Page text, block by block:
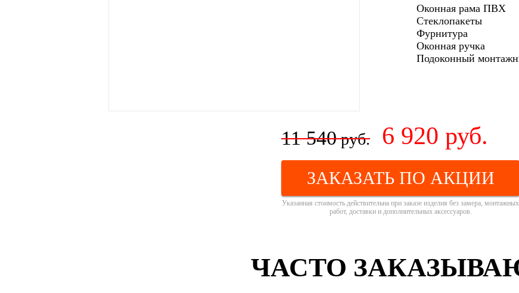
Оконная рама ПВХ
Стеклопакеты
Фурнитура
Оконная ручка
Подоконный
11 540руб. 6 920 руб.
ЗАКАЗАТЬ ПО АКЦИИ
Указанная стоимость действительна при заказе изделия без замера, монтажных
работ, доставки и дополнительных аксессуаров.
ЧАСТО